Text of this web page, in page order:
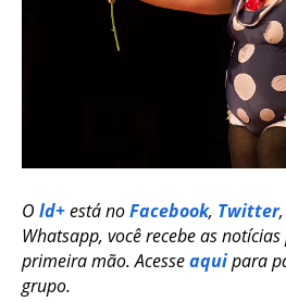
O ld+está noFacebook, Twitter,
Whatsapp, você recebe as
primeira mão. Acesseaquipara
grupo.